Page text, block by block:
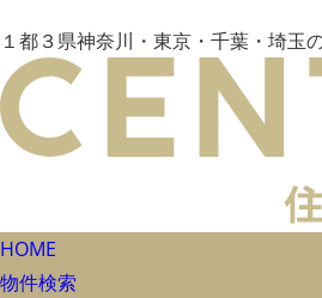
１都３県神奈川・東京・千葉・埼玉
HOME
物件検索